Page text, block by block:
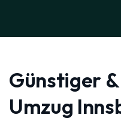
Günstiger
Umzug